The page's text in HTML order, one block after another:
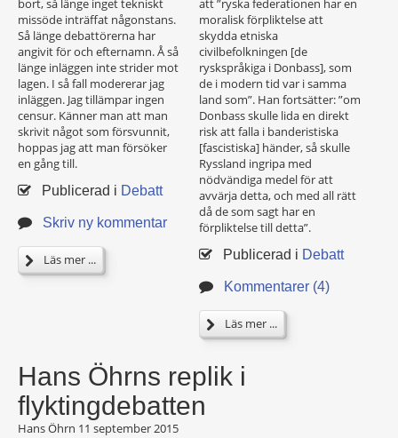
bort, så länge inget tekniskt
missöde inträffat någonstans.
Så länge debattörerna har
angivit för och efternamn. Å så
länge inläggen inte strider mot
lagen. I så fall modererar jag
inläggen. Jag tillämpar ingen
censur. Känner man att man
skrivit något som försvunnit,
hoppas jag att man försöker
en gång till.
Publicerad i Debatt
Skriv ny kommentar
Läs mer ...
att ”ryska federationen har en
moralisk förpliktelse att
skydda etniska
civilbefolkningen [de
ryskspråkiga i Donbass], som
de i modern tid var i samma
land som”. Han fortsätter: ”om
Donbass skulle lida en direkt
risk att falla i banderistiska
[fascistiska] händer, så skulle
Ryssland ingripa med
nödvändiga medel för att
avvärja detta, och med all rätt
då de som sagt har en
förpliktelse till detta”.
Publicerad i Debatt
Kommentarer (4)
Läs mer ...
Hans Öhrns replik i
flyktingdebatten
Hans Öhrn 11 september 2015